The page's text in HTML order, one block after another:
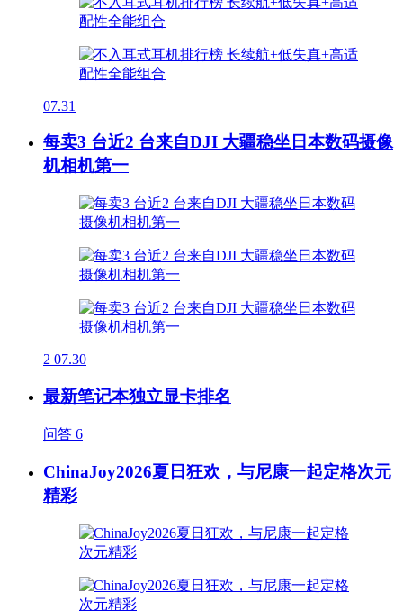
07.31
每卖3 台近2 台来自DJI 大疆稳坐日本数码摄像
机相机第一
2 07.30
最新笔记本独立显卡排名
问答 6
ChinaJoy2026夏日狂欢，与尼康一起定格次元
精彩